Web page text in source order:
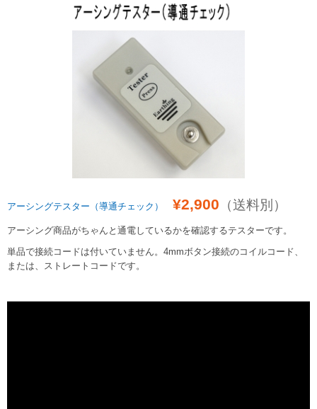
アーシングテスター（導通チェック） ¥2,900 （送料別）
アーシング商品がちゃんと通電しているかを確認するテスターです。
単品で接続コードは付いていません。4mmボタン接続のコイルコード、
または、ストレートコードです。